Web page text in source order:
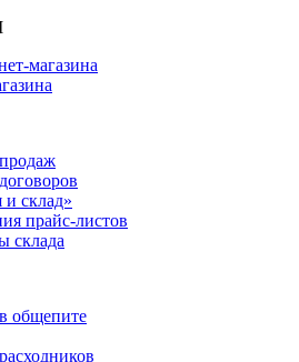
магазина
склад»
прайс‑листов
склада
общепите